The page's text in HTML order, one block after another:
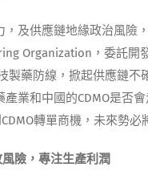
，及供應鏈地緣政治風
Organization，委託
製藥防線，掀起供應鏈
業和中國的CDMO是否
轉單商機，未來勢必
險，專注生產利潤